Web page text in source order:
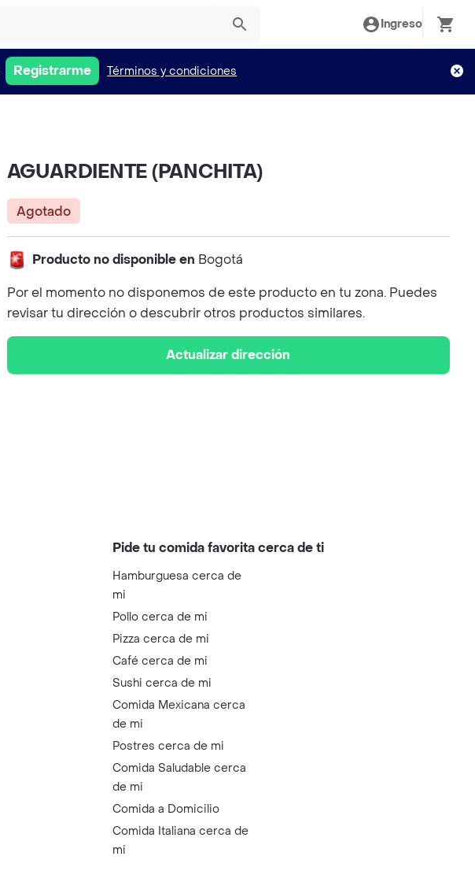
Ingreso
Registrarme Términos y condiciones
AGUARDIENTE (PANCHITA)
Agotado
Producto no disponible en Bogotá
Por el momento no disponemos de este producto en tu zona. Puedes
revisar tu dirección o descubrir otros productos similares.
Actualizar dirección
Pide tu comida favorita cerca de ti
Hamburguesa cerca de
mi
Pollo cerca de mi
Pizza cerca de mi
Café cerca de mi
Sushi cerca de mi
Comida Mexicana cerca
de mi
Postres cerca de mi
Comida Saludable cerca
de mi
Comida a Domicilio
Comida Italiana cerca de
mi